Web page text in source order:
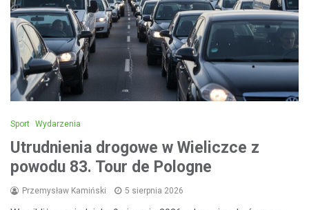
Sport Wydarzenia
Utrudnienia drogowe w Wieliczce z
powodu 83. Tour de Pologne
Przemysław Kamiński 5 sierpnia 2026